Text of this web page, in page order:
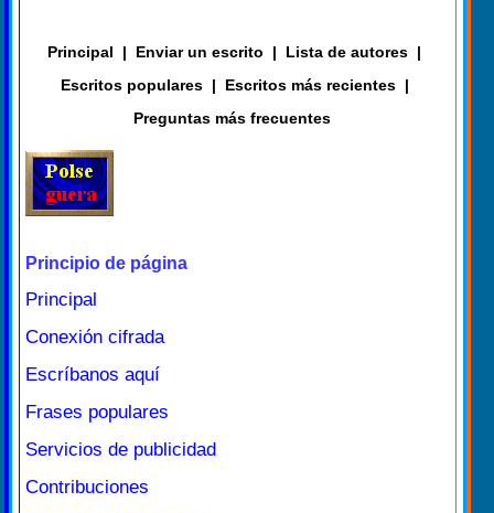
Principal | Enviar un escrito | Lista de autores |
Escritos populares | Escritos más recientes |
Preguntas más frecuentes
Principio de página
Principal
Conexión cifrada
Escríbanos aquí
Frases populares
Servicios de publicidad
Contribuciones